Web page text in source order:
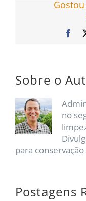
Sobre o
no
para
Postagens